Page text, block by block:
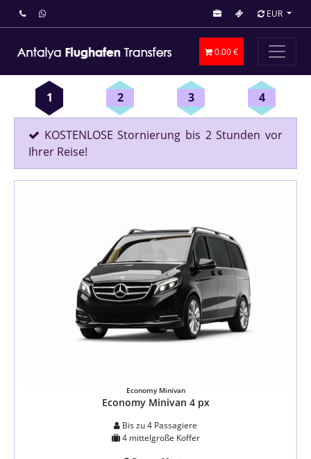
EUR
0.00 €
1 2 3 4
KOSTENLOSE Stornierung bis 2 Stunden vor
Ihrer Reise!
Economy Minivan
Economy Minivan 4 px
Bis zu 4 Passagiere
4 mittelgroße Koffer